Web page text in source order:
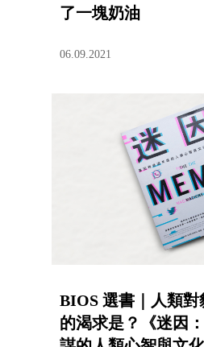
了一塊奶油
06.09.2021
BIOS 選書｜人類
的渴求是？《迷因